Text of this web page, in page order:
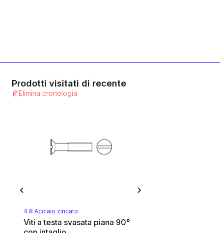
Kleinem Kopf
Prodotti visitati di recente
Elimina cronologia
4.8 Acciaio zincato
Viti a testa svasata piana 90°